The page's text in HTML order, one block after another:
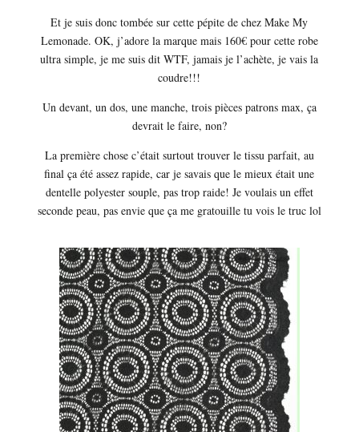
Et je suis donc tombée sur cette pépite de chez Make My
Lemonade. OK, j’adore la marque mais 160€ pour cette robe
ultra simple, je me suis dit WTF, jamais je l’achète, je vais la
coudre!!!
Un devant, un dos, une manche, trois pièces patrons max, ça
devrait le faire, non?
La première chose c’était surtout trouver le tissu parfait, au
final ça été assez rapide, car je savais que le mieux était une
dentelle polyester souple, pas trop raide! Je voulais un effet
seconde peau, pas envie que ça me gratouille tu vois le truc lol